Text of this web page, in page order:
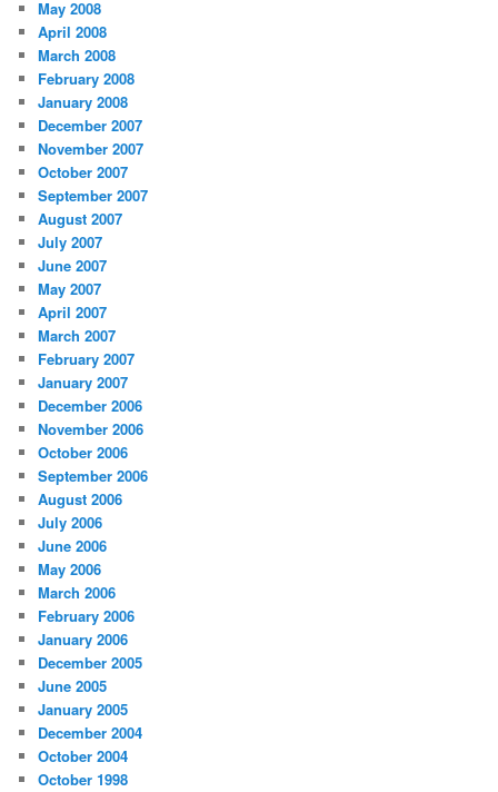
May 2008
April 2008
March 2008
February 2008
January 2008
December 2007
November 2007
October 2007
September 2007
August 2007
July 2007
June 2007
May 2007
April 2007
March 2007
February 2007
January 2007
December 2006
November 2006
October 2006
September 2006
August 2006
July 2006
June 2006
May 2006
March 2006
February 2006
January 2006
December 2005
June 2005
January 2005
December 2004
October 2004
October 1998